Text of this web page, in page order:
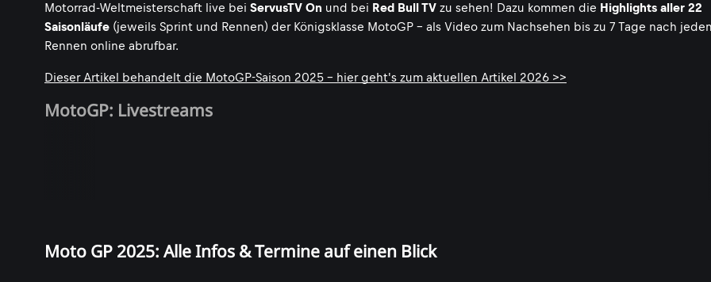
Motorrad-Weltmeisterschaft live bei ServusTV On und bei Red Bull TV zu sehen! Dazu kommen die Highlights aller 22
Saisonläufe (jeweils Sprint und Rennen) der Königsklasse MotoGP - als Video zum Nachsehen bis zu 7 Tage nach
Rennen online abrufbar.
Dieser Artikel behandelt die MotoGP-Saison 2025 - hier geht's zum aktuellen Artikel 2026 >>
MotoGP: Livestreams
Moto GP 2025: Alle Infos & Termine auf einen Blick